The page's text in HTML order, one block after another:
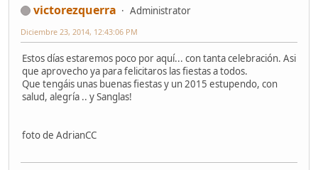
victorezquerra Administrator
Diciembre 23, 2014, 12:43:06 PM
Estos días estaremos poco por aquí... con tanta celebración. Asi
que aprovecho ya para felicitaros las fiestas a todos.
Que tengáis unas buenas fiestas y un 2015 estupendo, con
salud, alegría .. y Sanglas!
foto de AdrianCC